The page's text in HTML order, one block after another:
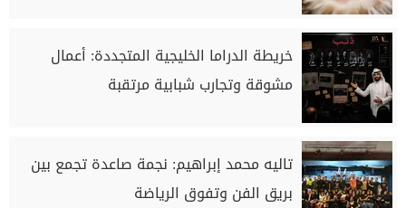
خريطة الدراما الخليجية المتجددة: أعمال
مشوقة وتجارب شبابية مرتقبة
تاليه محمد إبراهيم: نجمة صاعدة تجمع بين
بريق الفن وتفوق الرياضة